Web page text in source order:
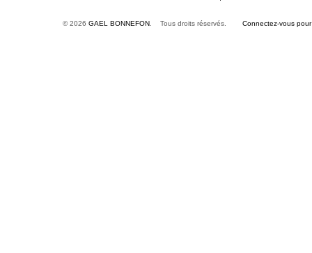
© 2026 GAEL BONNEFON . Tous droits réservés. Connectez-vous